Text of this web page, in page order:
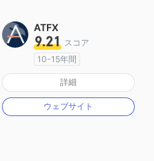
ATFX
9.21 スコア
10-15年間
オーストラリア規制
マーケットメイキングライセンス（MM）
MT4フルライセンス
詳細
ウェブサイト